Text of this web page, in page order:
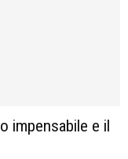
impensabile e il